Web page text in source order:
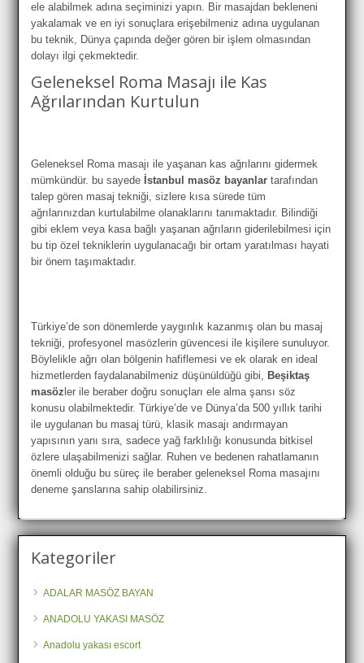
ele alabilmek adına seçiminizi yapın. Bir masajdan bekleneni
yakalamak ve en iyi sonuçlara erişebilmeniz adına uygulanan
bu teknik, Dünya çapında değer gören bir işlem olmasından
dolayı ilgi çekmektedir.
Geleneksel Roma Masajı ile Kas
Ağrılarından Kurtulun
Geleneksel Roma masajı ile yaşanan kas ağrılarını gidermek
mümkündür. bu sayede İstanbul masöz bayanlar tarafından
talep gören masaj tekniği, sizlere kısa sürede tüm
ağrılarınızdan kurtulabilme olanaklarını tanımaktadır. Bilindiği
gibi eklem veya kasa bağlı yaşanan ağrıların giderilebilmesi için
bu tip özel tekniklerin uygulanacağı bir ortam yaratılması hayati
bir önem taşımaktadır.
Türkiye’de son dönemlerde yaygınlık kazanmış olan bu masaj
tekniği, profesyonel masözlerin güvencesi ile kişilere sunuluyor.
Böylelikle ağrı olan bölgenin hafiflemesi ve ek olarak en ideal
hizmetlerden faydalanabilmeniz düşünüldüğü gibi, Beşiktaş
masöz ler ile beraber doğru sonuçları ele alma şansı söz
konusu olabilmektedir. Türkiye’de ve Dünya’da 500 yıllık tarihi
ile uygulanan bu masaj türü, klasik masajı andırmayan
yapısının yanı sıra, sadece yağ farklılığı konusunda bitkisel
özlere ulaşabilmenizi sağlar. Ruhen ve bedenen rahatlamanın
önemli olduğu bu süreç ile beraber geleneksel Roma masajını
deneme şanslarına sahip olabilirsiniz.
Kategoriler
ADALAR MASÖZ BAYAN
ANADOLU YAKASI MASÖZ
Anadolu yakası escort